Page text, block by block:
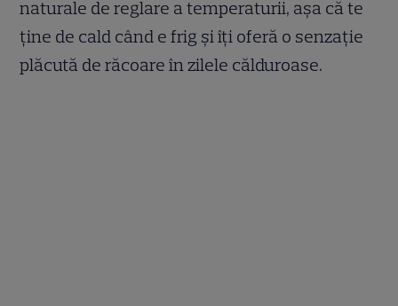
naturale de reglare a temperaturii, așa că te
ține de cald când e frig și îți oferă o senzație
plăcută de răcoare în zilele călduroase.